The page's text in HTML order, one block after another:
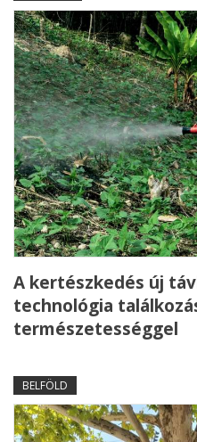
A kertészkedés új
technológia
természetességgel
BELFÖLD